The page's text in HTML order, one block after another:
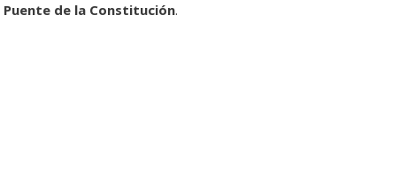
Puente de la Constitución.